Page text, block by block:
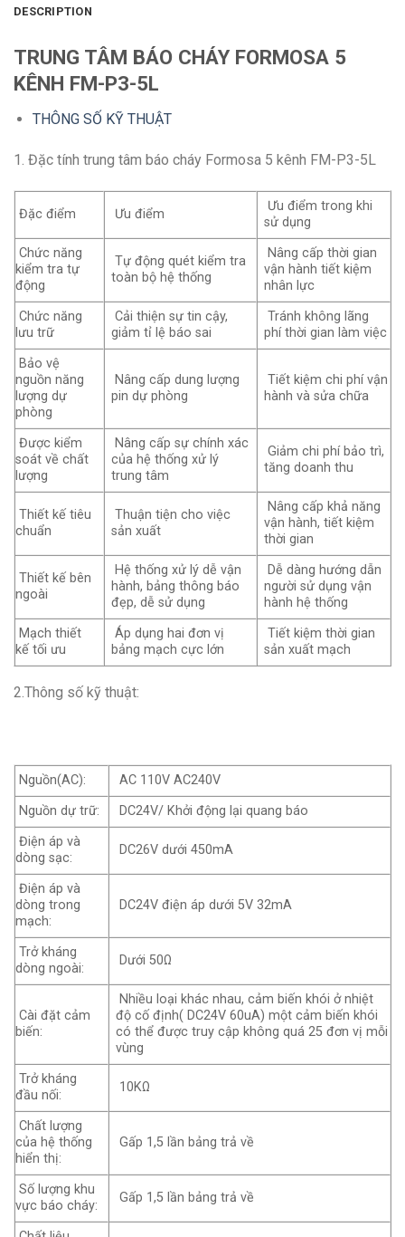
DESCRIPTION
TRUNG TÂM BÁO CHÁY FORMOSA 5
KÊNH FM-P3-5L
THÔNG SỐ KỸ THUẬT
1. Đặc tính trung tâm báo cháy Formosa 5 kênh FM-P3-5L
Đặc điểm Ưu điểm
Ưu điểm trong khi
sử dụng
Chức năng
kiểm tra tự
động
Tự động quét kiểm tra
toàn bộ hệ thống
Nâng cấp thời gian
vận hành tiết kiệm
nhân lực
Chức năng
lưu trữ
Cải thiện sự tin cậy,
giảm tỉ lệ báo sai
Tránh không lãng
phí thời gian làm việc
Bảo vệ
nguồn năng
lượng dự
phòng
Nâng cấp dung lượng
pin dự phòng
Tiết kiệm chi phí vận
hành và sửa chữa
Được kiểm
soát về chất
lượng
Nâng cấp sự chính xác
của hệ thống xử lý
trung tâm
Giảm chi phí bảo trì,
tăng doanh thu
Thiết kế tiêu
chuẩn
Thuận tiện cho việc
sản xuất
Nâng cấp khả năng
vận hành, tiết kiệm
thời gian
Thiết kế bên
ngoài
Hệ thống xử lý dễ vận
hành, bảng thông báo
đẹp, dễ sử dụng
Dễ dàng hướng dẫn
người sử dụng vận
hành hệ thống
Mạch thiết
kế tối ưu
Áp dụng hai đơn vị
bảng mạch cực lớn
Tiết kiệm thời gian
sản xuất mạch
2.Thông số kỹ thuật:
Nguồn(AC):
AC 110V AC240V
Nguồn dự trữ:
DC24V/ Khởi động lại quang báo
Điện áp và
dòng sạc:
DC26V dưới 450mA
Điện áp và
dòng trong
mạch:
DC24V điện áp dưới 5V 32mA
Trở kháng
dòng ngoài:
Dưới 50Ω
Cài đặt cảm
biến:
Nhiều loại khác nhau, cảm biến khói ở nhiệt
độ cố định( DC24V 60uA) một cảm biến khói
có thể được truy cập không quá 25 đơn vị mỗi
vùng
Trở kháng
đầu nối:
10KΩ
Chất lượng
của hệ thống
hiển thị:
Gấp 1,5 lần bảng trả về
Số lượng khu
vực báo cháy:
Gấp 1,5 lần bảng trả về